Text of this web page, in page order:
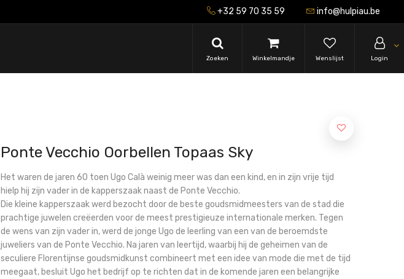
+32 59 70 35 59 info@hulpiau.be
Zoeken Winkelmandje Wenslijst Login
Ponte Vecchio Oorbellen Topaas Sky
Het waren de jaren 60 toen Ugo Calà weinig meer was dan een kind, en in zijn vrije tijd
hielp hij zijn vader in de kapperszaak naast de Ponte Vecchio.
Die kleine kapperszaak werd bezocht door de beste goudsmidmeesters van de stad die
prachtige juwelen creëerden voor de meest prestigieuze internationale merken. Tegen
de wens van zijn vader in, werd de jonge Ugo de leerling van een van de beroemdste
juweliers van de Ponte Vecchio. Na jaren van leertijd, waarbij hij de geheimen van de
seculiere Florentijnse goudsmidkunst combineert met een idee van mode die met de tijd
meegaat, besluit Ugo het bedrijf op te richten dat in de komende jaren een belangrijke